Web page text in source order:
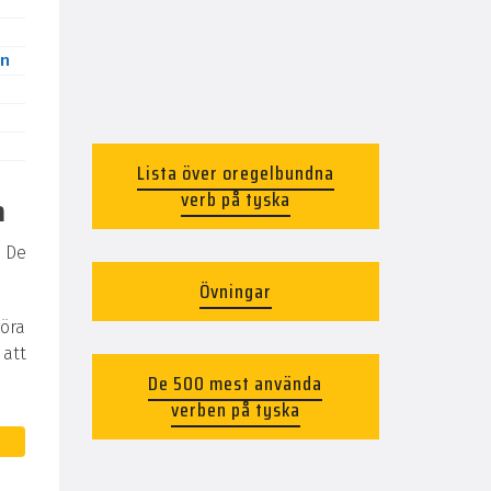
att
Lista över oregelbundna
verb på tyska
Övningar
De 500 mest använda
verben på tyska